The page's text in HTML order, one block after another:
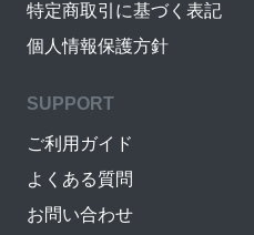
特定商取引に基づく表記
個人情報保護方針
SUPPORT
ご利用ガイド
よくある質問
お問い合わせ